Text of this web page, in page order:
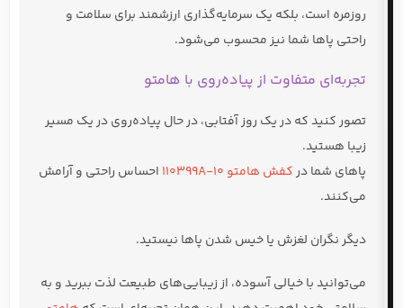
روزمره است، بلکه یک سرمایه‌گذاری ارزشمند برای سلامت و
راحتی پاها شما نیز محسوب می‌شود.
تجربه‌ای متفاوت از پیاده‌روی با هامتو
تصور کنید که در یک روز آفتابی، در حال پیاده‌روی در یک مسیر
زیبا هستید.
پاهای شما درکفش هامتو 110399A-10
احساس راحتی و آرامش
می‌کنند.
دیگر نگران لغزش یا خیس شدن پاها نیستید.
می‌توانید با خیالی آسوده، از زیبایی‌های طبیعت لذت ببرید و به